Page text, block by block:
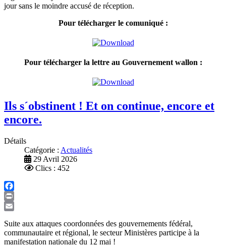
jour sans le moindre accusé de réception.
Pour télécharger le comuniqué :
Pour télécharger la lettre au Gouvernement wallon :
Ils s´obstinent ! Et on continue, encore et
encore.
Détails
Catégorie : Actualités
29 Avril 2026
Clics : 452
Facebook
Print
Suite aux attaques coordonnées des gouvernements fédéral,
communautaire et régional, le secteur Ministères participe à la
manifestation nationale du 12 mai !